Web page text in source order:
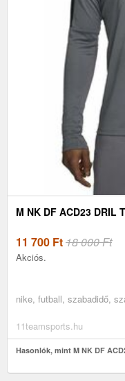
M NK DF ACD23 DRIL
11 700 Ft18 000 Ft
Akciós.
nike, futball, szabadidő,
11teamsports.hu
Hasonlók, mint M NK DF